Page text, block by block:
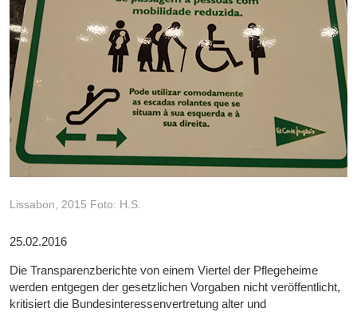
Lissabon, 2015 Foto: H.S.
25.02.2016
Die Transparenzberichte von einem Viertel der Pflegeheime
werden entgegen der gesetzlichen Vorgaben nicht veröffentlicht,
kritisiert die Bundesinteressenvertretung alter und